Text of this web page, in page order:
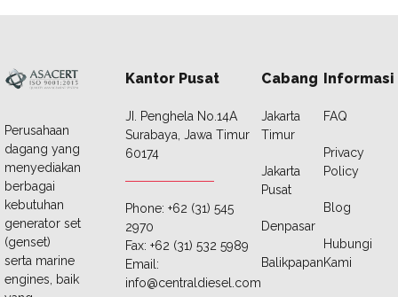
Perusahaan
dagang yang
menyediakan
berbagai
kebutuhan
generator set
(genset)
serta marine
engines, baik
Kantor Pusat
JI. Penghela No.14A
Surabaya, Jawa Timur
60174
Phone: +62 (31) 545
2970
Fax: +62 (31) 532 5989
Email:
info@centraldiesel.com
Cabang
Jakarta
Timur
Jakarta
Pusat
Denpasar
Balikpapan
Informasi
FAQ
Privacy
Policy
Blog
Hubungi
Kami